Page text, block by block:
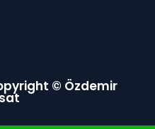
© Özdemir